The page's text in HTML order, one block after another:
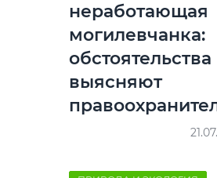
неработающая
могилевчанка:
обстоятельства
выясняют